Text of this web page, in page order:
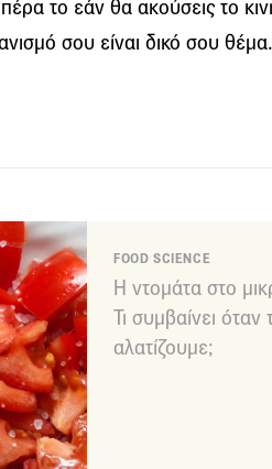
το εάν θα ακούσεις το
σου είναι δικό σου
FOOD SCIENCE
Η ντομάτα στο
Τι συμβαίνει όταν
αλατίζουμε;